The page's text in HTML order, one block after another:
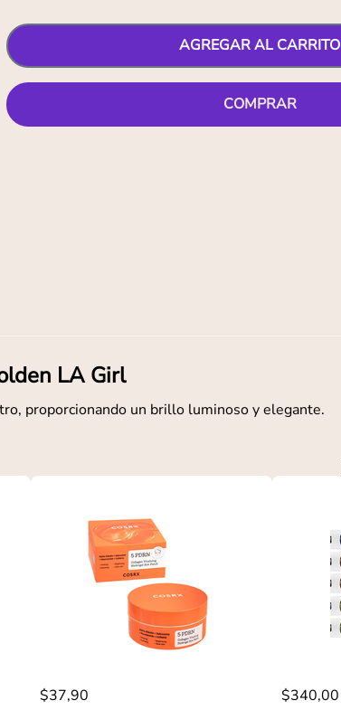
AGREGAR AL CARRITO
COMPRAR
LA Girl
proporcionando un brillo luminoso y elegante.
$37,90
$340,00